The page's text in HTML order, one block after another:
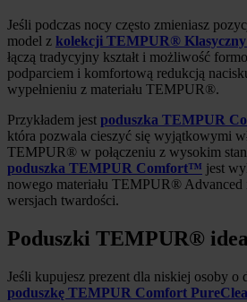
Jeśli podczas nocy często zmieniasz
model z kolekcji TEMPUR®
łączą tradycyjny kształt i możliwość
podparciem i komfortową redukcją
wypełnieniu z materiału TEMPUR®.
Przykładem jest poduszka TEMPUR
która pozwala cieszyć się wyjątkowymi
TEMPUR® w połączeniu z wysokim
poduszka TEMPUR Comfort™ jest
nowego materiału TEMPUR®
wersjach twardości.
Poduszki TEMPUR®
Jeśli kupujesz prezent dla niskiej osoby
poduszkę TEMPUR Comfort